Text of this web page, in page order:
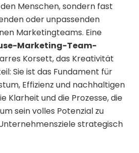
Menschen, sondern fast
oder unpassenden
Marketingteams. Eine
Marketing-Team-
Korsett, das Kreativität
Sie ist das Fundament für
Effizienz und nachhaltigen
Klarheit und die Prozesse, die
sein volles Potenzial zu
strategisch